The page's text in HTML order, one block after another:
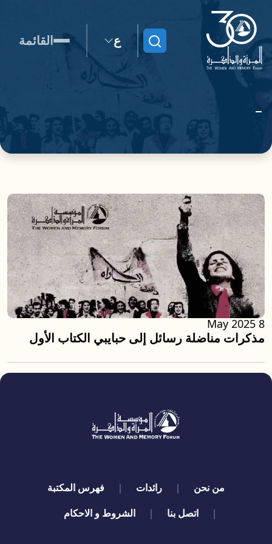
ابحث ع القائمة
مذكرات مناضلة رسائل إلى حبايبي الكتاب الأول
8 May 2025
quick links
من نحن رائدات
فهرس المكتبة
اتصل بنا
الشروط و الاحكام